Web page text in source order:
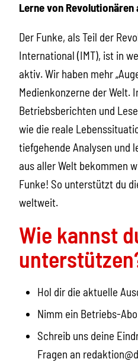
Lerne von Revolutionären
Der Funke, als Teil der
International (IMT), ist in
aktiv. Wir haben mehr
Medienkonzerne der Welt.
Betriebsberichten und
wie die reale
tiefgehende Analysen und
aus aller Welt bekommen
Funke! So unterstützt du
weltweit.
Wie kannst
Hol dir die aktuelle
Nimm ein Betriebs-
Schreib uns deine
Fragen an